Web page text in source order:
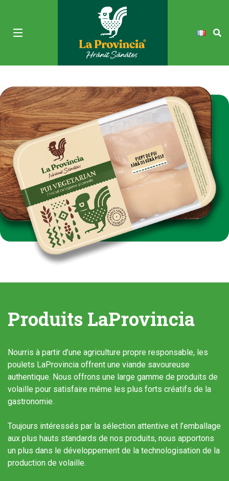
Filets de poulet
Produits LaProvincia
Nourris à partir d’une agriculture propre responsable, les
poulets LaProvincia offrent une viande savoureuse
authentique. Nous offrons une large gamme de produits de
volaille pour satisfaire même les plus forts créatifs de la
gastronomie.
Toujours intéressés par la sélection attentive et l’emballage
aux plus hauts standards de nos produits, nous apportons
un plus dans le développement de la technologisation de la
production de volaille.